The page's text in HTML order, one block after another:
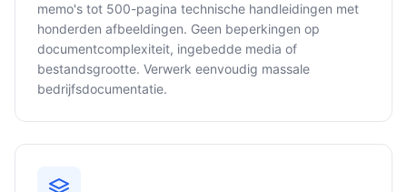
memo's tot 500-pagina technische handleidingen met
honderden afbeeldingen. Geen beperkingen op
documentcomplexiteit, ingebedde media of
bestandsgrootte. Verwerk eenvoudig massale
bedrijfsdocumentatie.